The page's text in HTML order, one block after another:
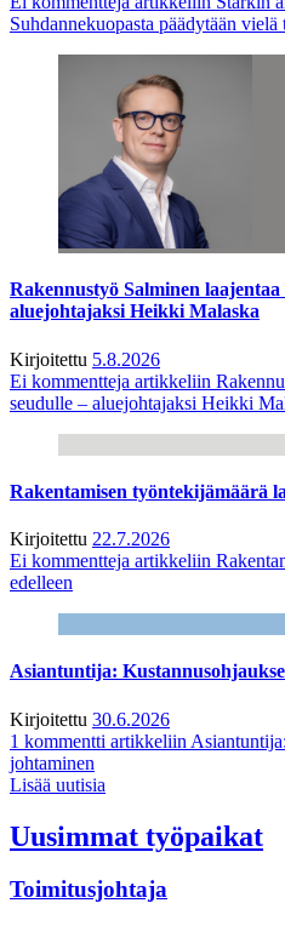
Suhdannekuopasta päädytään
Rakennustyö Salminen
aluejohtajaksi Heikki Malaska
Kirjoitettu 5.8.2026
Ei kommentteja artikkeliin
seudulle – aluejohtajaksi Heikki
Rakentamisen työntekijämäärä
Kirjoitettu 22.7.2026
Ei kommentteja artikkeliin
edelleen
Asiantuntija:
Kirjoitettu 30.6.2026
1 kommentti artikkeliin
johtaminen
Lisää uutisia
Uusimmat työpaikat
Toimitusjohtaja